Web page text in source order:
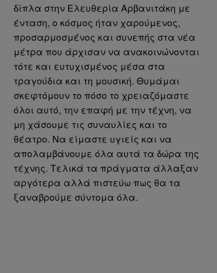
δίπλα στην Ελευθερία Αρβανιτάκη με
ένταση, ο κόσμος ήταν χαρούμενος,
προσαρμοσμένος και συνεπής στα νέα
μέτρα που άρχισαν να ανακοινώνονται
τότε και ευτυχισμένος μέσα στα
τραγούδια και τη μουσική. Θυμάμαι
σκεφτόμουν το πόσο το χρειαζόμαστε
όλοι αυτό, την επαφή με την τέχνη, να
μη χάσουμε τις συναυλίες και το
θέατρο. Να είμαστε υγιείς και να
απολαμβάνουμε όλα αυτά τα δώρα της
τέχνης. Τελικά τα πράγματα άλλαξαν
αργότερα αλλά πιστεύω πως θα τα
ξαναβρούμε σύντομα όλα.